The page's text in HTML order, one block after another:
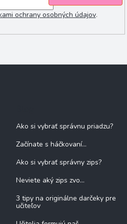
ochrany osobných údajov.
Ako si vybrať správnu priadzu?
Začínate s háčkovaní...
Ako si vybrať správny zips?
Neviete aký zips zvo...
3 tipy na originálne darčeky pre
učiteľov